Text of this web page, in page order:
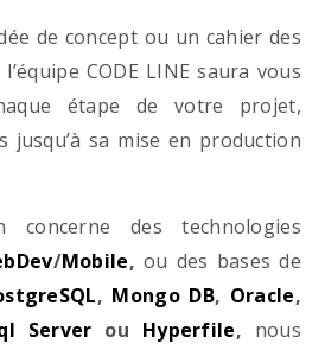
de concept ou un cahier des
CODE LINE saura vous
étape de votre projet,
jusqu’à sa mise en production
concerne des technologies
/Mobile, ou des bases de
, Mongo DB, Oracle,
Server ou Hyperfile, nous